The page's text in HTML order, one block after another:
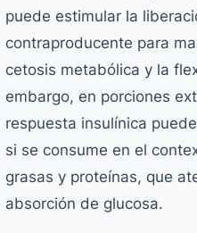
puede estimular la
contraproducente para
cetosis metabólica y la
embargo, en porciones
respuesta insulínica
si se consume en el
grasas y proteínas, que
absorción de glucosa.